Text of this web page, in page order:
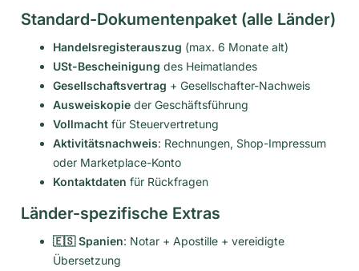
Standard-Dokumentenpaket (alle Länder)
Handelsregisterauszug (max. 6 Monate alt)
USt-Bescheinigung des Heimatlandes
Gesellschaftsvertrag + Gesellschafter-Nachweis
Ausweiskopie der Geschäftsführung
Vollmacht für Steuervertretung
Aktivitätsnachweis: Rechnungen, Shop-Impressum
oder Marketplace-Konto
Kontaktdaten für Rückfragen
Länder-spezifische Extras
🇪🇸 Spanien: Notar + Apostille + vereidigte
Übersetzung